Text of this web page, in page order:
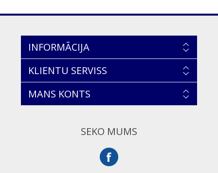
INFORMĀCIJA
KLIENTU SERVISS
MANS KONTS
SEKO MUMS